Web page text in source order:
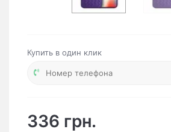
Купить в один клик
336 грн.